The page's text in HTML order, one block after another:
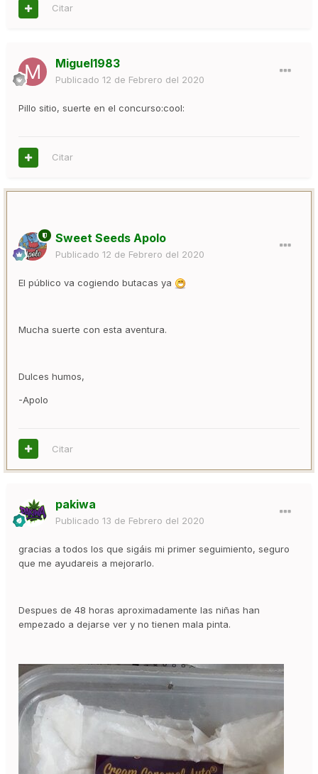
Citar
Miguel1983
Publicado 12 de Febrero del 2020
Pillo sitio, suerte en el concurso:cool:
Citar
Sweet Seeds Apolo
Publicado 12 de Febrero del 2020
El público va cogiendo butacas ya
Mucha suerte con esta aventura.
Dulces humos,
-Apolo
Citar
pakiwa
Publicado 13 de Febrero del 2020
gracias a todos los que sigáis mi primer seguimiento, seguro
que me ayudareis a mejorarlo.
Despues de 48 horas aproximadamente las niñas han
empezado a dejarse ver y no tienen mala pinta.